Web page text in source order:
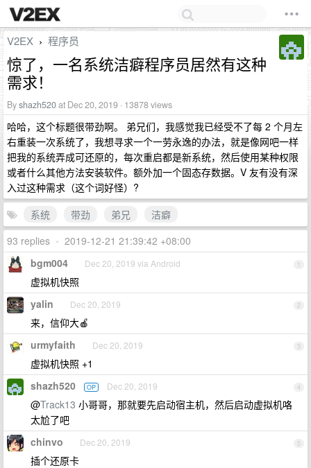
V2EX › 程序员
惊了，一名系统洁癖程序员居然有这种
需求！
Byshazh520at Dec 20, 2019 · 13878 views
哈哈，这个标题很带劲啊。 弟兄们，我感觉我已经受不了每 2 个月左
右重装一次系统了，我想寻求一个一劳永逸的办法，就是像网吧一样
把我的系统弄成可还原的，每次重启都是新系统，然后使用某种权限
或者什么其他方法安装软件。额外加一个固态存数据。V 友有没有深
入过这种需求（这个词好怪）?
系统
带劲 弟兄
洁癖
93 replies • 2019-12-21 21:39:42 +08:00
1
bgm004 Dec 20, 2019 via Android
虚拟机快照
2
yalin Dec 20, 2019
来，信仰大🍎
3
urmyfaith Dec 20, 2019
虚拟机快照 +1
4
shazh520 OP Dec 20, 2019
@Track13 小哥哥，那就要先启动宿主机，然后启动虚拟机咯
太尬了吧
5
chinvo Dec 20, 2019
插个还原卡